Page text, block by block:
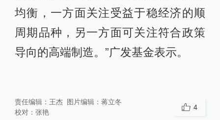
均衡，一方面关注受益于稳经济的顺
周期品种，另一方面可关注符合政策
导向的高端制造。”广发基金表示。
责任编辑： 王杰 图片编辑： 蒋立冬
校对： 张艳
4